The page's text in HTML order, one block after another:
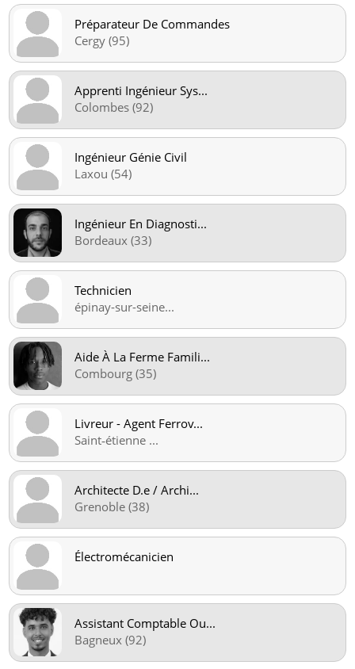
Préparateur De Commandes
Cergy (95)
Apprenti Ingénieur Sys...
Colombes (92)
Ingénieur Génie Civil
Laxou (54)
Ingénieur En Diagnosti...
Bordeaux (33)
Technicien
épinay-sur-seine...
Aide À La Ferme Famili...
Combourg (35)
Livreur - Agent Ferrov...
Saint‑étienne ...
Architecte D.e / Archi...
Grenoble (38)
Électromécanicien
Assistant Comptable Ou...
Bagneux (92)